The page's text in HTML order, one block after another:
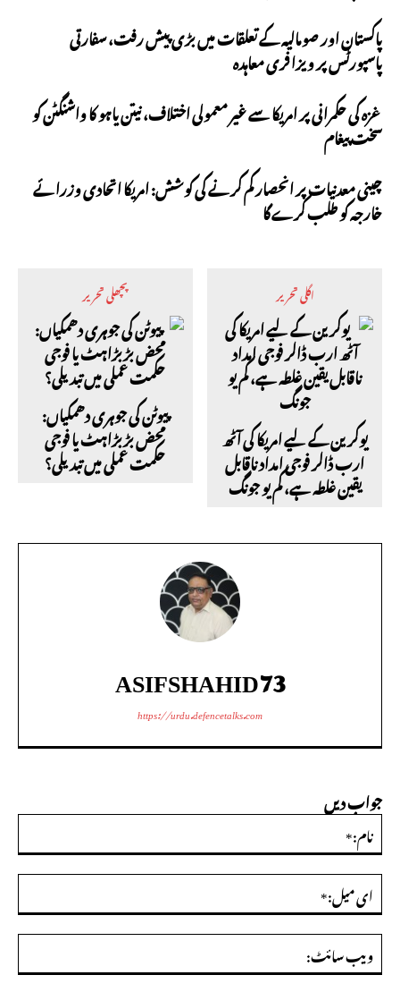
پاکستان اور صومالیہ کے تعلقات میں بڑی پیش رفت، سفارتی
پاسپورٹس پر ویزا فری معاہدہ
غزہ کی حکمرانی پر امریکا سے غیر معمولی اختلاف، نیتن یاہو کا واشنگٹن کو
سخت پیغام
چینی معدنیات پر انحصار کم کرنے کی کوشش: امریکا اتحادی وزرائے
خارجہ کو طلب کرے گا
پچھلی تحریر
پیوٹن کی جوہری دھمکیاں:
محض بڑبڑاہٹ یا فوجی
حکمت عملی میں تبدیلی؟
اگلی تحریر
یوکرین کے لیے امریکا کی آٹھ
ارب ڈالر فوجی امداد ناقابل
یقین غلطہ ہے، کم یو جونگ
ASIFSHAHID73
https://urdu.defencetalks.com
جواب دیں
ای